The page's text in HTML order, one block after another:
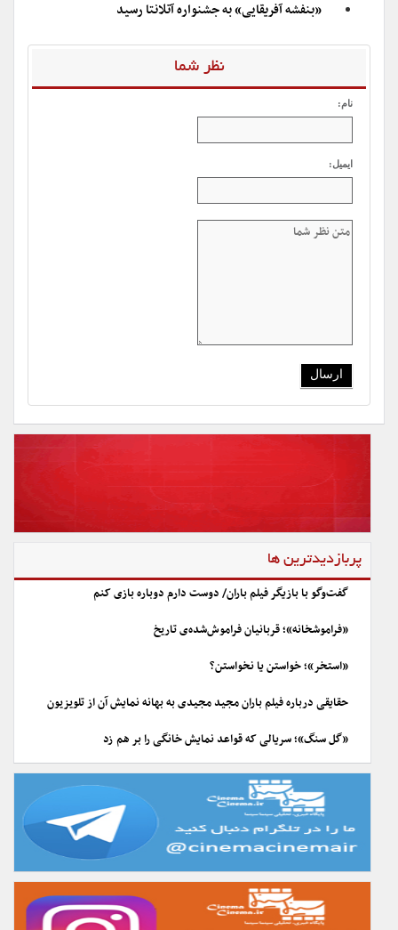
«بنفشه آفریقایی» به جشنواره آتلانتا رسید
نظر شما
نام:
ایمیل:
پربازدیدترین ها
گفت‌وگو با بازیگر فیلم باران/ دوست دارم دوباره بازی کنم
«فراموشخانه»؛ قربانیان فراموش‌شده‌ی تاریخ
«استخر»؛ خواستن یا نخواستن؟
حقایقی درباره فیلم باران مجید مجیدی به بهانه نمایش آن از تلویزیون
«گل سنگ»؛ سریالی که قواعد نمایش خانگی را بر هم زد